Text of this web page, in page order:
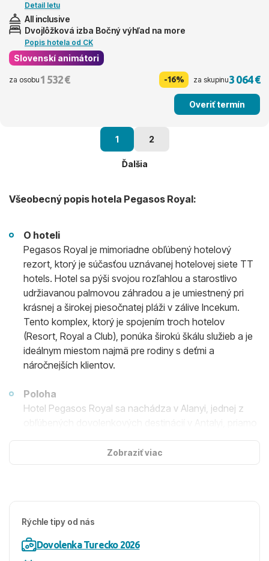
Detail letu
All inclusive
Dvojlôžková izba Bočný výhľad na more
Popis hotela od CK
Slovenskí animátori
za osobu 1 532 € -16% za skupinu3 064 €
Overiť termín
1 2
Ďalšia
Všeobecný popis hotela Pegasos Royal:
O hoteli
Pegasos Royal je mimoriadne obľúbený hotelový
rezort, ktorý je súčasťou uznávanej hotelovej siete TT
hotels. Hotel sa pýši svojou rozľahlou a starostlivo
udržiavanou palmovou záhradou a je umiestnený pri
krásnej a širokej piesočnatej pláži v zálive Incekum.
Tento komplex, ktorý je spojením troch hotelov
(Resort, Royal a Club), ponúka širokú škálu služieb a je
ideálnym miestom najmä pre rodiny s deťmi a
náročnejších klientov.
Poloha
Hotel Pegasos Royal sa nachádza v Alanyi, jednej z
regióne. Centrum Alanye je prístupné miestnymi
Ubytovanie
V hoteli Pegasos Royal sa môžu hostia ubytovať v
dvojlôžkových izbách s bočným výhľadom na more,
Zobraziť viac
Rýchle tipy od nás
Dovolenka Turecko 2026